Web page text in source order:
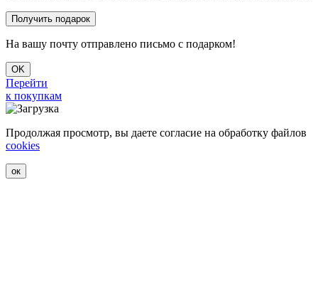
На вашу почту отправлено письмо с подарком!
OK
Перейти
к покупкам
Продолжая просмотр, вы даете согласие на обработку файлов
cookies
ок